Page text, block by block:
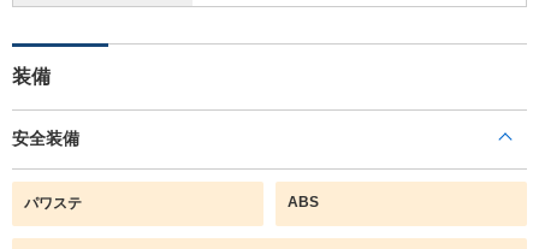
装備
安全装備
パワステ ABS